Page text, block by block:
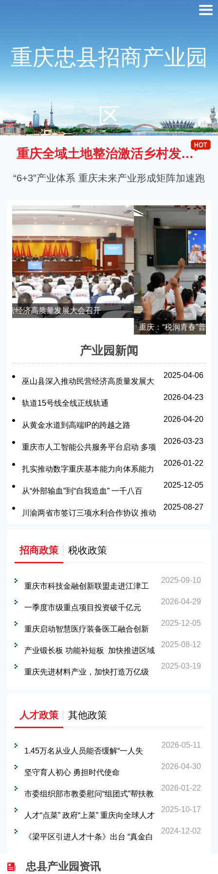
重庆忠县招商产业园
区
重庆全域土地整治激活乡村发展动能
“6+3”产业体系 重庆未来产业形成矩阵加速跑
重庆：“税润青春”普法活动护航青少年成长路
产业园新闻
2025-04-06
巫山县深入推动民营经济高质量发展大
会召开 2026-04-23
轨道15号线全线正线轨通
2026-04-20
从黄金水道到高端IP的跨越之路
2026-03-23
重庆市人工智能公共服务平台启动 多项
成果集中发布 2026-01-22
扎实推动数字重庆基本能力向体系能力
迈进 2025-12-05
从“外部输血”到“自我造血” 一千八百
亿“活水”为三峡重庆库区发展注入“新动 2025-08-27
川渝两省市签订三项水利合作协议 推动
招商政策 税收政策
2025-09-10
重庆市科技金融创新联盟走进江津工
业园 政银企携手共促科技企业发展
2026-04-29
一季度市级重点项目投资破千亿元
2025-12-05
重庆启动智慧医疗装备医工融合创新
项目申报
2025-08-12
产业锻长板 功能补短板 加快推进区域
中心城市建设
2025-03-19
重庆先进材料产业，加快打造万亿级
人才政策 其他政策
2026-05-11
1.45万名从业人员能否缓解“一人失
能、全家失衡”困境
2026-04-30
坚守育人初心 勇担时代使命
2026-01-22
市委组织部市教委慰问“组团式”帮扶教
育人才 4县高中阶段学科实现帮扶人才
全覆盖
2025-10-17
人才“点菜” 政府“上菜” 重庆向全球人才
发出邀请函
2024-12-02
《梁平区引进人才十条》出台 “真金白
忠县产业园资讯